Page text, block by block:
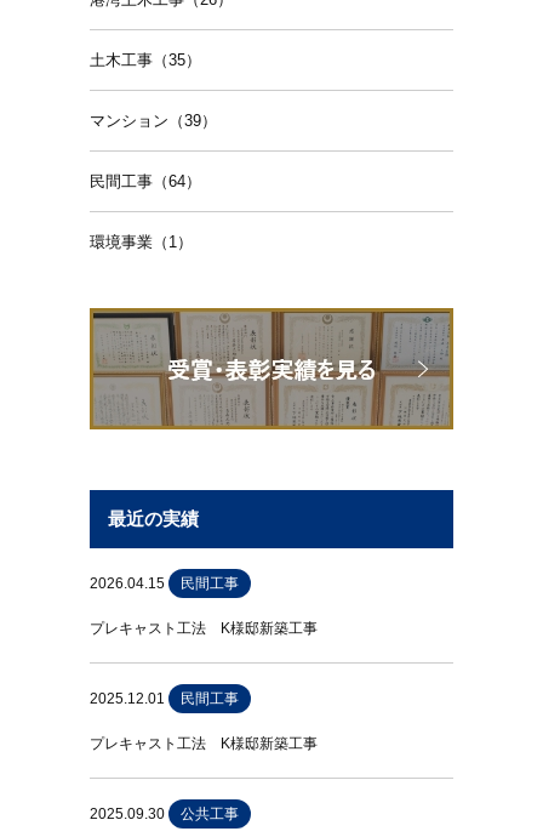
土木工事（35）
マンション（39）
民間工事（64）
環境事業（1）
最近の実績
2026.04.15 民間工事
プレキャスト工法 K様邸新築工事
2025.12.01 民間工事
プレキャスト工法 K様邸新築工事
2025.09.30 公共工事